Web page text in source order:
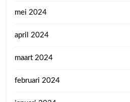
mei 2024
april 2024
maart 2024
februari 2024